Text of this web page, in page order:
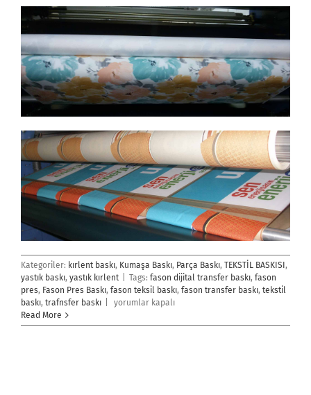
Kategoriler: kırlent baskı, Kumaşa Baskı, Parça Baskı, TEKSTİL BASKISI ,
yastık baskı, yastık kırlent Tags: fason dijital transfer baskı, fason
pres, Fason Pres Baskı, fason teksil baskı, fason transfer baskı, tekstil
baskı, trafnsfer baskı
Fason
Baskı
yorumlar kapalı
Read More